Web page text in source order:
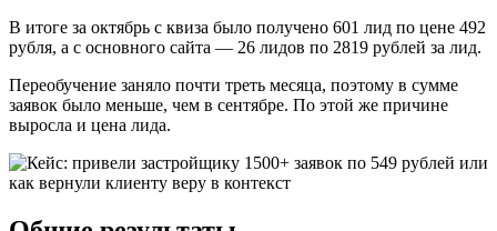
В итоге за октябрь с квиза было получено 601 лид по цене 492
рубля, а с основного сайта — 26 лидов по 2819 рублей за лид.
Переобучение заняло почти треть месяца, поэтому в сумме
заявок было меньше, чем в сентябре. По этой же причине
выросла и цена лида.